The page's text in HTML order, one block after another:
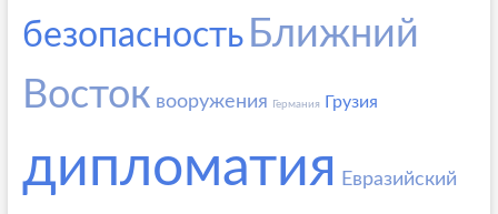
безопасность Ближний
Восток вооружения Германия Грузия
дипломатия Евразийский